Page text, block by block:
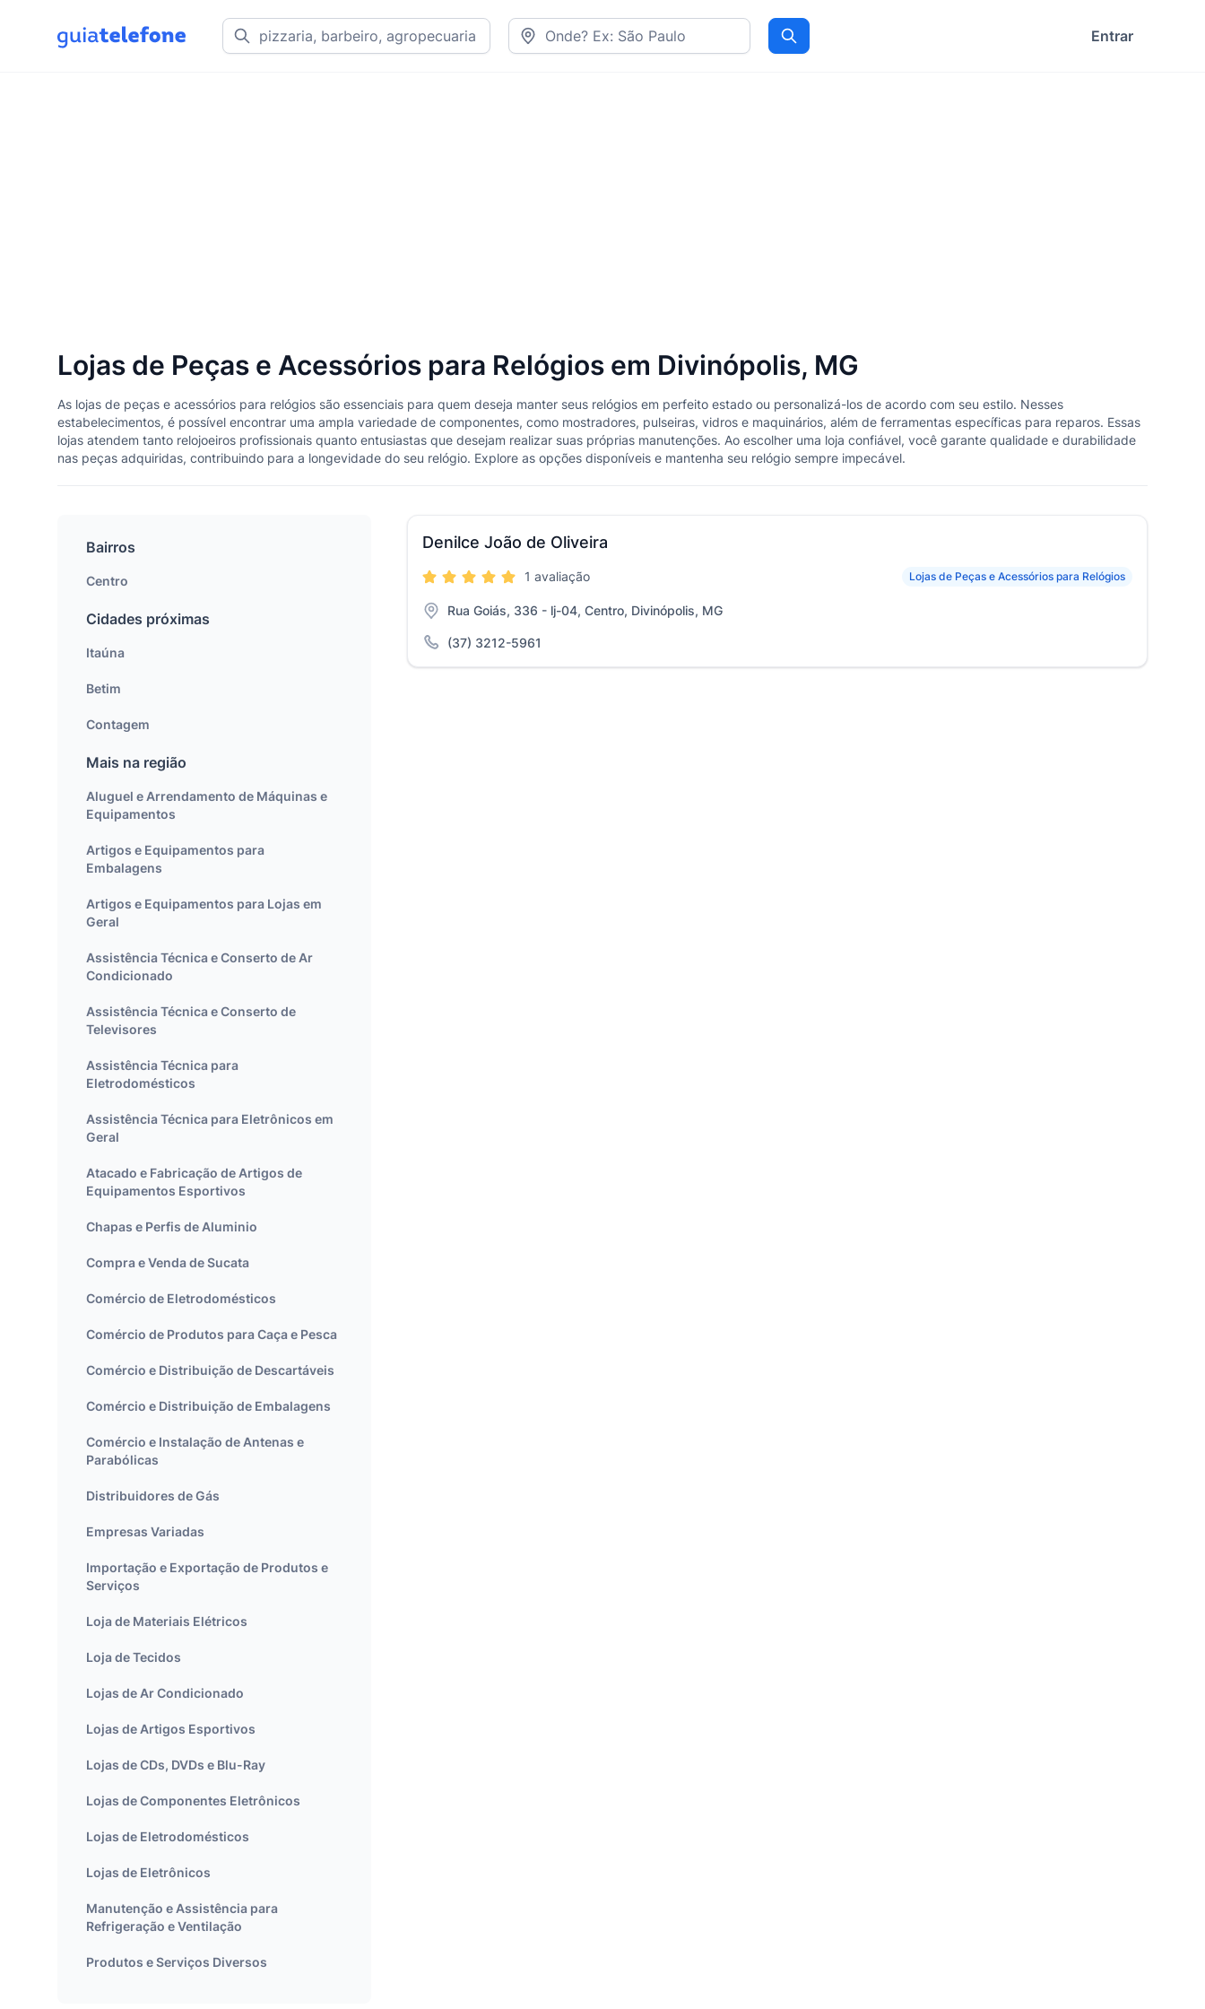
Procurar Entrar
Lojas de Peças e Acessórios para Relógios em Divinópolis, MG
As lojas de peças e acessórios para relógios são essenciais para quem deseja manter seus relógios em perfeito estado ou personalizá-los de acordo com seu estilo. Nesses
estabelecimentos, é possível encontrar uma ampla variedade de componentes, como mostradores, pulseiras, vidros e maquinários, além de ferramentas específicas para reparos. Essas
lojas atendem tanto relojoeiros profissionais quanto entusiastas que desejam realizar suas próprias manutenções. Ao escolher uma loja confiável, você garante qualidade e durabilidade
nas peças adquiridas, contribuindo para a longevidade do seu relógio. Explore as opções disponíveis e mantenha seu relógio sempre impecável.
Denilce João de Oliveira
Lojas de Peças e Acessórios para Relógios
1 avaliação
Rua Goiás, 336 - lj-04, Centro, Divinópolis, MG
(37) 3212-5961
Bairros
Centro
Cidades próximas
Itaúna
Betim
Contagem
Mais na região
Aluguel e Arrendamento de Máquinas e
Equipamentos
Artigos e Equipamentos para
Embalagens
Artigos e Equipamentos para Lojas em
Geral
Assistência Técnica e Conserto de Ar
Condicionado
Assistência Técnica e Conserto de
Televisores
Assistência Técnica para
Eletrodomésticos
Assistência Técnica para Eletrônicos em
Geral
Atacado e Fabricação de Artigos de
Equipamentos Esportivos
Chapas e Perfis de Aluminio
Compra e Venda de Sucata
Comércio de Eletrodomésticos
Comércio de Produtos para Caça e Pesca
Comércio e Distribuição de Descartáveis
Comércio e Distribuição de Embalagens
Comércio e Instalação de Antenas e
Parabólicas
Distribuidores de Gás
Empresas Variadas
Importação e Exportação de Produtos e
Serviços
Loja de Materiais Elétricos
Loja de Tecidos
Lojas de Ar Condicionado
Lojas de Artigos Esportivos
Lojas de CDs, DVDs e Blu-Ray
Lojas de Componentes Eletrônicos
Lojas de Eletrodomésticos
Lojas de Eletrônicos
Manutenção e Assistência para
Refrigeração e Ventilação
Produtos e Serviços Diversos